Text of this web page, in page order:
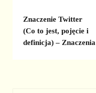
Znaczenie Twitter
(Co to jest, pojęcie i
definicja) – Znaczenia